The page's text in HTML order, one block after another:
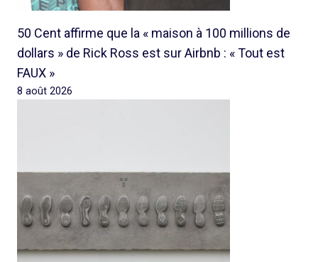
50 Cent affirme que la « maison à 100 millions de
dollars » de Rick Ross est sur Airbnb : « Tout est
FAUX »
8 août 2026